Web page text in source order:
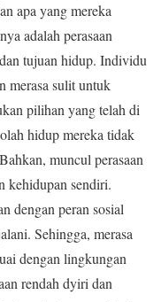
apa yang mereka
adalah perasaan
tujuan hidup. Individu
merasa sulit untuk
pilihan yang telah di
hidup mereka tidak
muncul perasaan
kehidupan sendiri.
dengan peran sosial
Sehingga, merasa
dengan lingkungan
rendah dyiri dan